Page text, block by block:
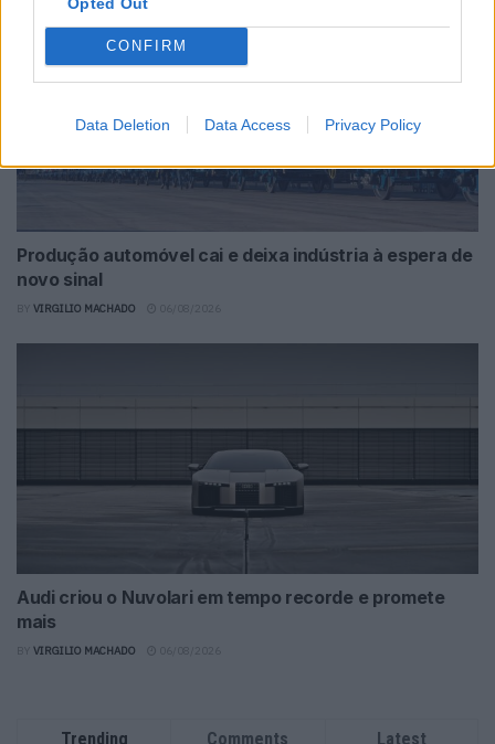
CONFIRM
Data Deletion Data Access Privacy Policy
Produção automóvel cai e deixa indústria à espera de
novo sinal
VIRGILIO MACHADO
Audi criou o Nuvolari em tempo recorde e promete
mais
VIRGILIO MACHADO
Trending Comments Latest